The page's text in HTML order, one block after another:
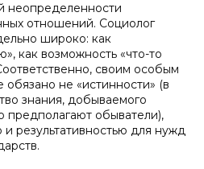
неопределенности
отношений. Социолог
широко: как
как возможность «что-то
своим особым
обязано не «истинности» (в
знания, добываемого
предполагают обыватели),
результативностью для нужд